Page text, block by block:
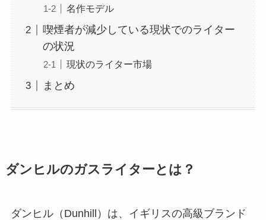
名作モデル
喫煙者が減少している現状でのライター
の状況
現状のライター市場
まとめ
ダンヒルのガスライターとは？
ダンヒル（Dunhill）は、イギリスの高級ブランド